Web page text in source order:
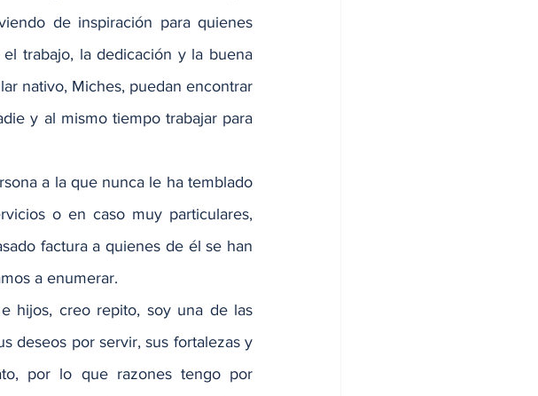
de inspiración para quienes
trabajo, la dedicación y la buena
nativo, Miches, puedan encontrar
y al mismo tiempo trabajar para
a la que nunca le ha temblado
o en caso muy particulares,
factura a quienes de él se han
a enumerar.
hijos, creo repito, soy una de las
deseos por servir, sus fortalezas y
por lo que razones tengo por